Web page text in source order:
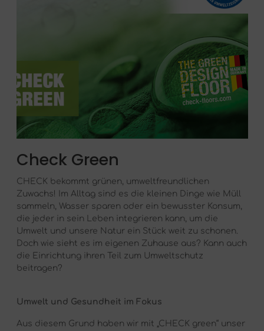
Check Green
CHECK bekommt grünen, umweltfreundlichen
Zuwachs! Im Alltag sind es die kleinen Dinge wie Müll
sammeln, Wasser sparen oder ein bewusster Konsum,
die jeder in sein Leben integrieren kann, um die
Umwelt und unsere Natur ein Stück weit zu schonen.
Doch wie sieht es im eigenen Zuhause aus? Kann auch
die Einrichtung ihren Teil zum Umweltschutz
beitragen?
Umwelt und Gesundheit im Fokus
Aus diesem Grund haben wir mit „CHECK green“ unser